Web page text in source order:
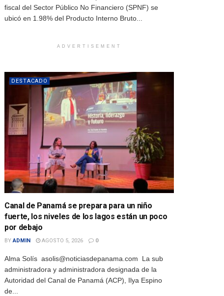
fiscal del Sector Público No Financiero (SPNF) se
ubicó en 1.98% del Producto Interno Bruto...
ADVERTISEMENT
DESTACADO
Canal de Panamá se prepara para un niño
fuerte, los niveles de los lagos están un poco
por debajo
BY ADMIN AGOSTO 5, 2026 0
Alma Solís asolis@noticiasdepanama.com La sub
administradora y administradora designada de la
Autoridad del Canal de Panamá (ACP), Ilya Espino
de...